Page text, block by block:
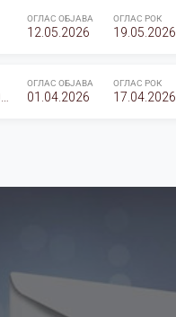
ОГЛАС ОБЈАВА
12.05.2026
ОГЛАС РОК
19.05.2026
ОГЛАС ОБЈАВА
01.04.2026
ОГЛАС РОК
17.04.2026